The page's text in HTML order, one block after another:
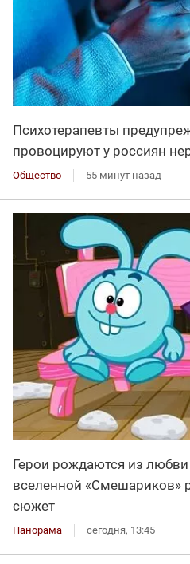
Психотерапевты
провоцируют у россиян
Общество 55 минут назад
Герои рождаются из любви
вселенной «Смешариков»
сюжет
Панорама сегодня, 13:45